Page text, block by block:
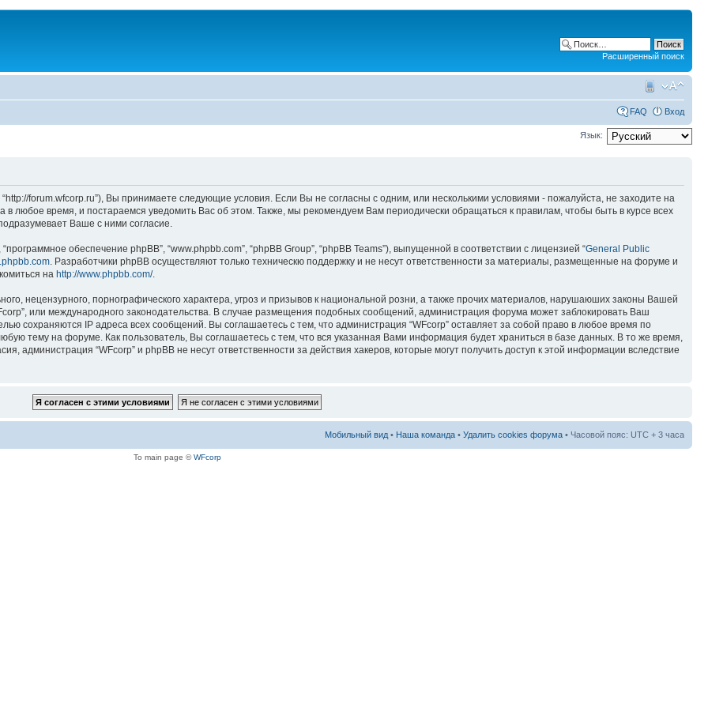
Расширенный поиск
FAQ Вход
Язык:
forum.wfcorp.ru”), Вы принимаете следующие условия. Если Вы не согласны с одним, или несколькими условиями - пожалуйста, не заходите на
любое время, и постараемся уведомить Вас об этом. Также, мы рекомендуем Вам периодически обращаться к правилам, чтобы быть в курсе всех
Ваше с ними согласие.
обеспечение phpBB”, “www.phpbb.com”, “phpBB Group”, “phpBB Teams”), выпущенной в соответствии с лицензией “General Public
. Разработчики phpBB осуществляют только техническю поддержку и не несут ответственности за материалы, размещенные на форуме и
на http://www.phpbb.com/.
нецензурного, порнографического характера, угроз и призывов к национальной розни, а также прочих материалов, нарушаюших законы Вашей
или международного законодательства. В случае размещения подобных сообщений, администрация форума может заблокировать Ваш
сохраняются IP адреса всех сообщений. Вы соглашаетесь с тем, что администрация “WFcorp” оставляет за собой право в любое время по
тему на форуме. Как пользователь, Вы соглашаетесь с тем, что вся указанная Вами информация будет храниться в базе данных. В то же время,
администрация “WFcorp” и phpBB не несут ответственности за действия хакеров, которые могут получить доступ к этой информации вследствие
Мобильный вид • Наша команда • Удалить cookies форума • Часовой пояс: UTC + 3 часа
To main page ©WFcorp